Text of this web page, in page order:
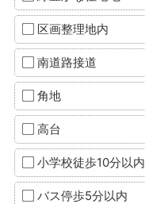
区画整理地内
南道路接道
角地
高台
小学校徒歩10分以内
バス停歩5分以内